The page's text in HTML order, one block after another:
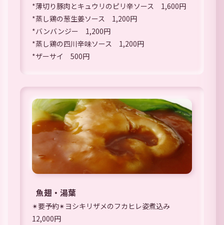
*薄切り豚肉とキュウリのピリ辛ソース 1,600円
*蒸し鶏の葱生姜ソース 1,200円
*バンバンジー 1,200円
*蒸し鶏の四川辛味ソース 1,200円
*ザーサイ 500円
魚翅・湯葉
✴︎要予約✴︎ヨシキリザメのフカヒレ姿煮込み
12,000円